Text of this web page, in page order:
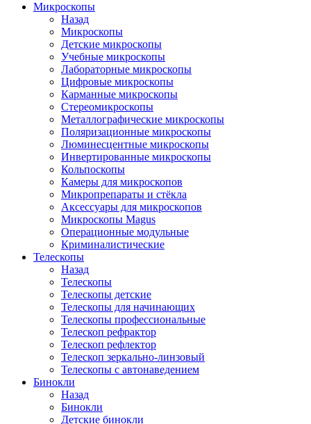
Микроскопы
Назад
Микроскопы
Детские микроскопы
Учебные микроскопы
Лабораторные микроскопы
Цифровые микроскопы
Карманные микроскопы
Стереомикроскопы
Металлографические микроскопы
Поляризационные микроскопы
Люминесцентные микроскопы
Инвертированные микроскопы
Кольпоскопы
Камеры для микроскопов
Микропрепараты и стёкла
Аксессуары для микроскопов
Микроскопы Magus
Операционные модульные
Криминалистические
Телескопы
Назад
Телескопы
Телескопы детские
Телескопы для начинающих
Телескопы профессиональные
Телескоп рефрактор
Телескоп рефлектор
Телескоп зеркально-линзовый
Телескопы с автонаведением
Бинокли
Назад
Бинокли
Детские бинокли